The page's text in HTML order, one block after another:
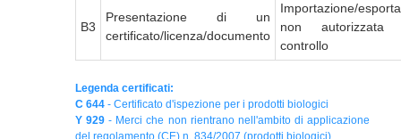
B3
Presentazione di un
certificato/licenza/documento
Importazione/
non autorizzata
controllo
Legenda certificati:
C 644 - Certificato d'ispezione per i prodotti biologici
Y 929 - Merci che non rientrano nell'ambito di applicazione
del regolamento (CE) n. 834/2007 (prodotti biologici)